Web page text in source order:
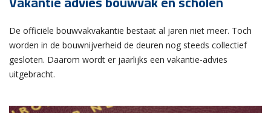
De officiële bouwvakvakantie bestaat al jaren niet meer. Toch
worden in de bouwnijverheid de deuren nog steeds collectief
gesloten. Daarom wordt er jaarlijks een vakantie-advies
uitgebracht.